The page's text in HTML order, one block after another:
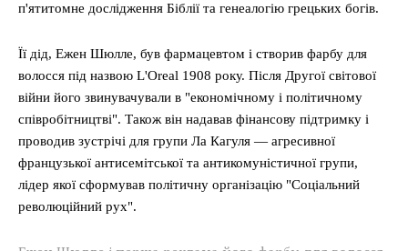
п'ятитомне дослідження Біблії та генеалогію грецьких богів.
Її дід, Ежен Шюлле, був фармацевтом і створив фарбу для
волосся під назвою L'Oreal 1908 року. Після Другої світової
війни його звинувачували в "економічному і політичному
співробітництві". Також він надавав фінансову підтримку і
проводив зустрічі для групи Ла Кагуля — агресивної
французької антисемітської та антикомуністичної групи,
лідер якої сформував політичну організацію "Соціальний
революційний рух".